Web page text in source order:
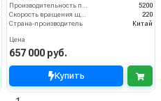
Производительность по площади (м2/ч)
5200
Скорость вращения щётки (об/мин)
220
Страна-производитель
Китай
Цена
657 000 руб.
Купить